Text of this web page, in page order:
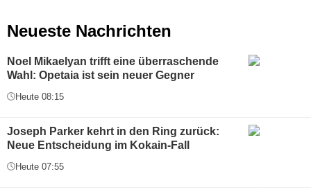
Neueste Nachrichten
Noel Mikaelyan trifft eine überraschende
Wahl: Opetaia ist sein neuer Gegner
Heute 08:15
Joseph Parker kehrt in den Ring zurück:
Neue Entscheidung im Kokain-Fall
Heute 07:55